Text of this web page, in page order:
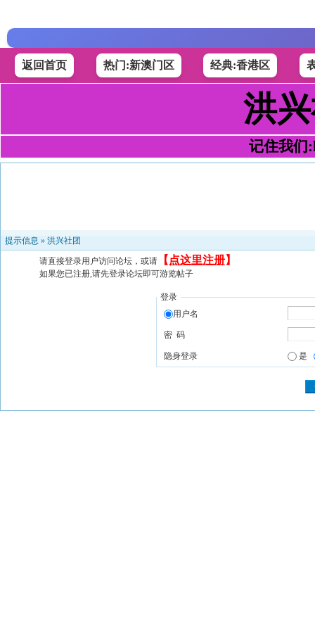
返回首页 热门:新澳门区 经典:香港区
洪
记住我们
提示信息 » 洪兴社团
请直接登录用户访问论坛，或请 【 点这里注册】
如果您已注册,请先登录论坛即可游览帖子
登录
用户名
密 码
隐身登录 是